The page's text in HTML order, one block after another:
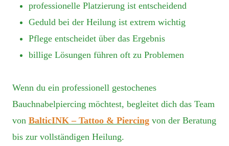
professionelle Platzierung ist entscheidend
Geduld bei der Heilung ist extrem wichtig
Pflege entscheidet über das Ergebnis
billige Lösungen führen oft zu Problemen
Wenn du ein professionell gestochenes
Bauchnabelpiercing möchtest, begleitet dich das Team
von BalticINK – Tattoo & Piercing von der Beratung
bis zur vollständigen Heilung.